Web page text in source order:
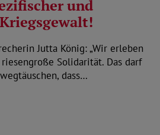
und
Jutta König: „Wir erleben
Solidarität. Das darf
dass…